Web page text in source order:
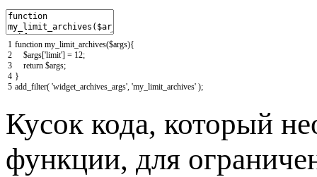
1
2
3
4
5
function my_limit_archives($args){
$args['limit'] = 12;
return $args;
}
add_filter( 'widget_archives_args', 'my_limit_archives' );
Кусок кода, который
функции, для